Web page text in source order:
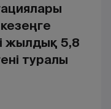
жылдық 5,8
туралы